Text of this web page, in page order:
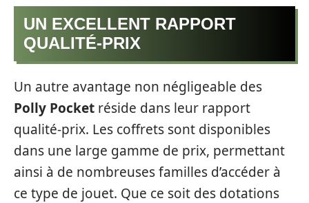
UN EXCELLENT RAPPORT
QUALITÉ-PRIX
Un autre avantage non négligeable des
Polly Pocket réside dans leur rapport
qualité-prix. Les coffrets sont disponibles
dans une large gamme de prix, permettant
ainsi à de nombreuses familles d’accéder à
ce type de jouet. Que ce soit des dotations